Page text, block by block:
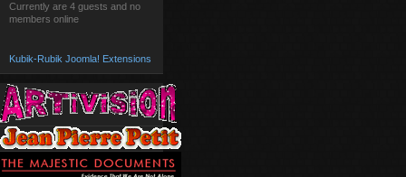
Currently are 4 guests and no
members online
Kubik-Rubik Joomla! Extensions